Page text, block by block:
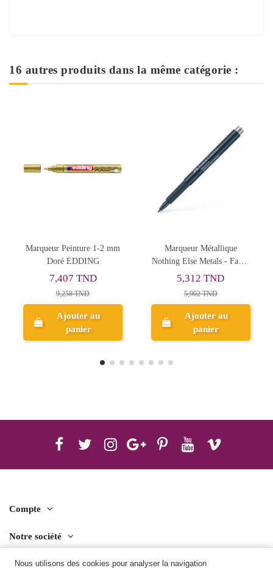
Nous utilisons des cookies pour analyser la navigation
16 autres produits dans la même catégorie :
1-2 mm
Marqueur Métallique
Nothing Else Metals - Faber
5,312 TND
Ajouter au
Marqueur Peinture 1-
Argent EDDING
7,407 TND
Ajouter au
Compte
Notre société
Contact us